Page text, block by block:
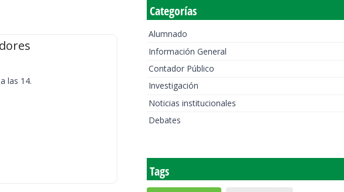
las 14.
Categorías
Alumnado
Información General
Contador Público
Investigación
Noticias institucionales
Debates
Tags